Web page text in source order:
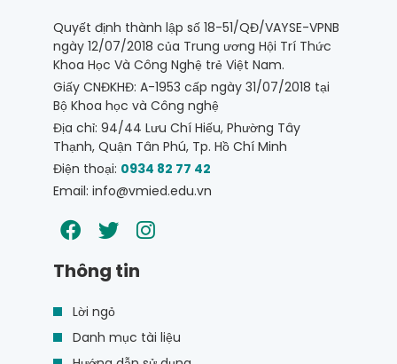
Quyết định thành lập số 18-51/QĐ/VAYSE-VPNB
ngày 12/07/2018 của Trung ương Hội Trí Thức
Khoa Học Và Công Nghệ trẻ Việt Nam.
Giấy CNĐKHĐ: A-1953 cấp ngày 31/07/2018 tại
Bộ Khoa học và Công nghệ
Địa chỉ: 94/44 Lưu Chí Hiếu, Phường Tây
Thạnh, Quận Tân Phú, Tp. Hồ Chí Minh
Điện thoại: 0934 82 77 42
Email: info@vmied.edu.vn
Thông tin
Lời ngỏ
Danh mục tài liệu